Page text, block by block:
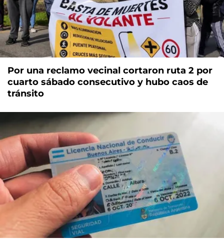
Por una reclamo vecinal cortaron ruta 2 por
cuarto sábado consecutivo y hubo caos de
tránsito